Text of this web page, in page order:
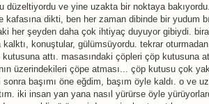
düzeltiyordu ve yine uzakta bir noktaya
dikti, ben her zaman dibinde bir yudum
her şeyden daha çok ihtiyaç duyuyor gibiydi.
konuştular, gülümsüyordu. tekrar
attı. masasındaki çöpleri çöp kutusuna
üzerindekileri çöpe atması... çöp kutusu çok
sonra başımı öne eğdim, başım öyle kaldı. o ve
iki insan yan yana nasıl yürürse öyle